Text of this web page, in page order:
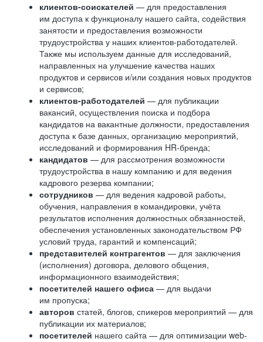
клиентов-соискателей — для предоставления
им доступа к функционалу нашего сайта, содействия
занятости и предоставления возможности
трудоустройства у наших клиентов-работодателей.
Также мы используем данные для исследований,
направленных на улучшение качества наших
продуктов и сервисов и/или создания новых продуктов
и сервисов;
клиентов-работодателей — для публикации
вакансий, осуществления поиска и подбора
кандидатов на вакантные должности, предоставления
доступа к базе данных, организацию мероприятий,
исследований и формирования HR-бренда;
кандидатов — для рассмотрения возможности
трудоустройства в нашу компанию и для ведения
кадрового резерва компании;
сотрудников — для ведения кадровой работы,
обучения, направления в командировки, учёта
результатов исполнения должностных обязанностей,
обеспечения установленных законодательством РФ
условий труда, гарантий и компенсаций;
представителей контрагентов — для заключения
(исполнения) договора, делового общения,
информационного взаимодействия;
посетителей нашего офиса — для выдачи
им пропуска;
авторов статей, блогов, спикеров мероприятий — для
публикации их материалов;
посетителей нашего сайта — для оптимизации web-